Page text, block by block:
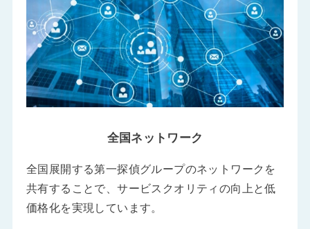
全国ネットワーク
全国展開する第一探偵グループのネットワークを
共有することで、サービスクオリティの向上と低
価格化を実現しています。